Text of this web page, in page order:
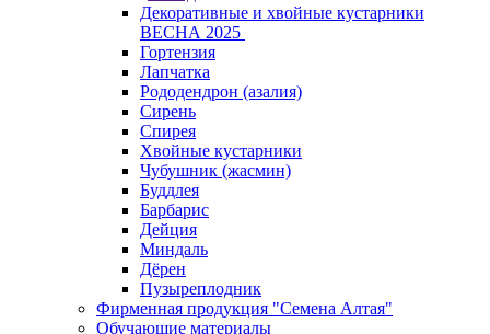
Декоративные и хвойные кустарники
ВЕСНА 2025
Гортензия
Лапчатка
Рододендрон (азалия)
Сирень
Спирея
Хвойные кустарники
Чубушник (жасмин)
Буддлея
Барбарис
Дейция
Миндаль
Дёрен
Пузыреплодник
Фирменная продукция "Семена Алтая"
Обучающие материалы